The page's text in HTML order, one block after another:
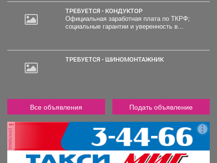
ТРЕБУЕТСЯ - КОНДУКТОР
Официальная заработная плата по ТКРФ;
социальные гарантии и уверенность в...
ТРЕБУЕТСЯ - ШИНОМОНТАЖНИК
Все объявления Подать объявление
реклама